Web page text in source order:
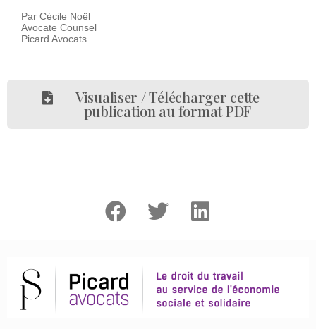
Par Cécile Noël
Avocate Counsel
Picard Avocats
Visualiser / Télécharger cette
publication au format PDF